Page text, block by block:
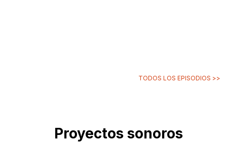
TODOS LOS EPISODIOS >>
Proyectos sonoros